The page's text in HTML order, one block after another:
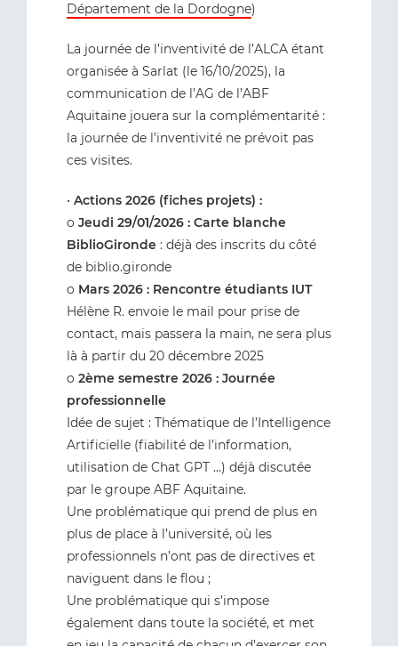
Département de la Dordogne)
La journée de l’inventivité de l’ALCA étant
organisée à Sarlat (le 16/10/2025), la
communication de l’AG de l’ABF
Aquitaine jouera sur la complémentarité :
la journée de l’inventivité ne prévoit pas
ces visites.
• Actions 2026 (fiches projets) :
o Jeudi 29/01/2026 : Carte blanche
BiblioGironde : déjà des inscrits du côté
de biblio.gironde
o Mars 2026 : Rencontre étudiants IUT
Hélène R. envoie le mail pour prise de
contact, mais passera la main, ne sera plus
là à partir du 20 décembre 2025
o 2ème semestre 2026 : Journée
professionnelle
Idée de sujet : Thématique de l’Intelligence
Artificielle (fiabilité de l’information,
utilisation de Chat GPT …) déjà discutée
par le groupe ABF Aquitaine.
Une problématique qui prend de plus en
plus de place à l’université, où les
professionnels n’ont pas de directives et
naviguent dans le flou ;
Une problématique qui s’impose
également dans toute la société, et met